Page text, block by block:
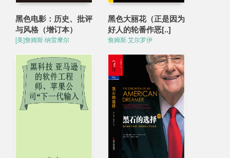
黑色电影：历史、批评
与风格（增订本）
[美]詹姆斯·纳雷摩尔
黑色大丽花（正是因为
好人的轮番作恶[..]
詹姆斯·艾尔罗伊